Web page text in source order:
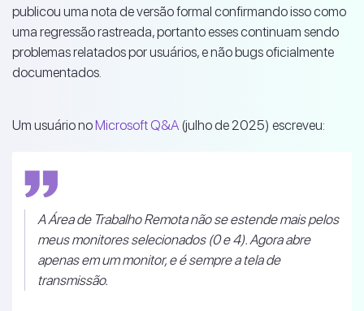
publicou uma nota de versão formal confirmando isso como
uma regressão rastreada, portanto esses continuam sendo
problemas relatados por usuários, e não bugs oficialmente
documentados.
Um usuário noMicrosoft Q&A (julho de 2025) escreveu:
A Área de Trabalho Remota não se estende mais pelos
meus monitores selecionados (0 e 4). Agora abre
apenas em um monitor, e é sempre a tela de
transmissão.